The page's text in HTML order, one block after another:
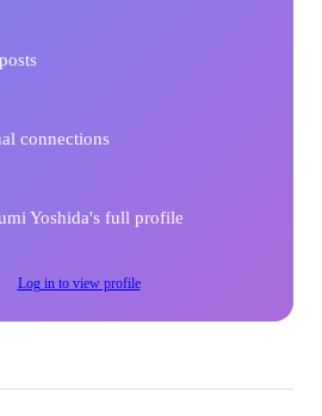
connections
Yoshida's full profile
Log in to view profile